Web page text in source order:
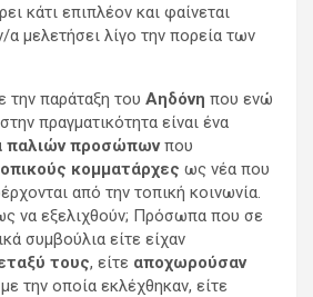
κάτι επιπλέον και φαίνεται
α μελετήσει λίγο την πορεία των
την παράταξη του Αηδόνη που ενώ
πραγματικότητα είναι ένα
παλιών προσώπωνπου
κομματάρχες ως νέα που
από την τοπική κοινωνία.
να εξελιχθούν; Πρόσωπα που σε
συμβούλια είτε είχαν
τους, είτε αποχωρούσαν
με την οποία εκλέχθηκαν, είτε